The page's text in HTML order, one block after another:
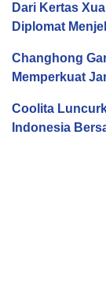
Dari Kertas
Diplomat
Changhong
Memperkuat
Coolita
Indonesia